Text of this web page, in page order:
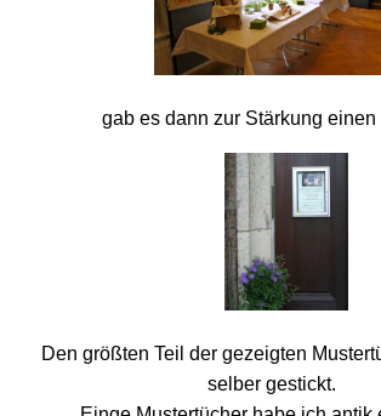
gab es dann zur Stärkung einen
Den größten Teil der gezeigten
selber gestickt.